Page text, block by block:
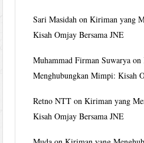
Sari Masidah onKiriman yang
Kisah Omjay Bersama JNE
Muhammad Firman Suwarya on
Menghubungkan Mimpi: Kisah
Retno NTT onKiriman yang
Kisah Omjay Bersama JNE